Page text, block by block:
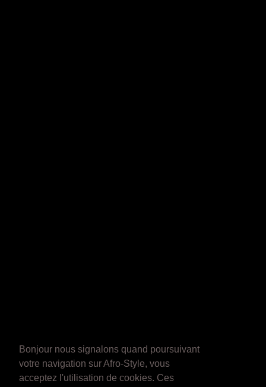
Bonjour nous signalons quand poursuivant
votre navigation sur Afro-Style, vous
acceptez l'utilisation de cookies. Ces